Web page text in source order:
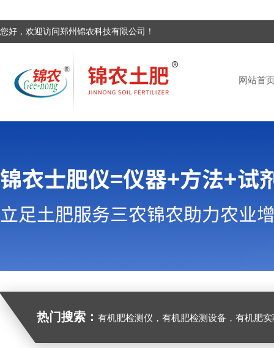
您好，欢迎访问郑州锦农科技有限公司！
网站首
热门搜索： 有机肥检测仪，有机肥检测设备，有机肥实验室设备，生物有